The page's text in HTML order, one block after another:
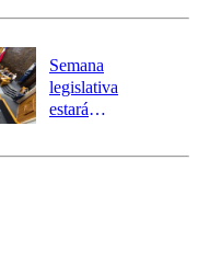
Semana
legislativa
estará
el fin de la